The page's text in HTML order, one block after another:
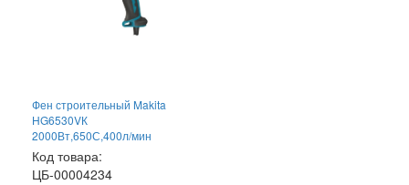
Фен строительный Makita
HG6530VК
2000Вт,650С,400л/мин
Код товара:
ЦБ-00004234